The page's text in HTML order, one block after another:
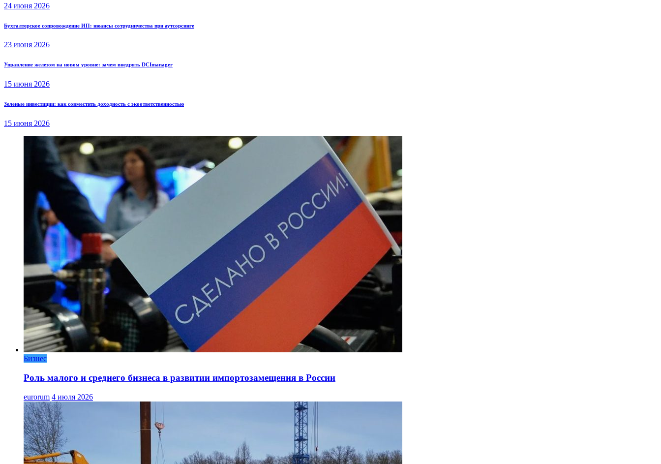
24 июня 2026
Бухгалтерское сопровождение ИП: нюансы сотрудничества при аутсорсинге
23 июня 2026
Управление железом на новом уровне: зачем внедрять DCImanager
15 июня 2026
Зеленые инвестиции: как совместить доходность с экоответственностью
15 июня 2026
Бизнес
Роль малого и среднего бизнеса в развитии импортозамещения в России
eurorum 4 июля 2026